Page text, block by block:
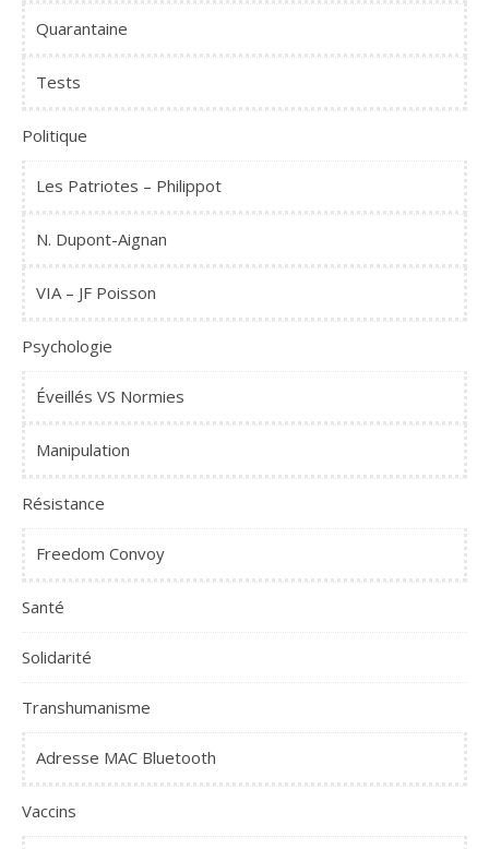
Quarantaine
Tests
Politique
Les Patriotes – Philippot
N. Dupont-Aignan
VIA – JF Poisson
Psychologie
Éveillés VS Normies
Manipulation
Résistance
Freedom Convoy
Santé
Solidarité
Transhumanisme
Adresse MAC Bluetooth
Vaccins